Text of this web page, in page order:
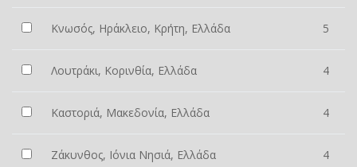
Κνωσός, Ηράκλειο, Κρήτη, Ελλάδα 5
Λουτράκι, Κορινθία, Ελλάδα 4
Καστοριά, Μακεδονία, Ελλάδα 4
Ζάκυνθος, Ιόνια Νησιά, Ελλάδα 4